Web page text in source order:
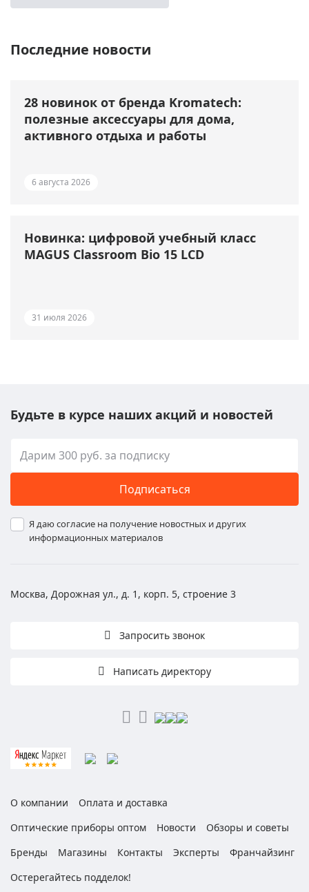
Последние новости
28 новинок от бренда Kromatech:
полезные аксессуары для дома,
активного отдыха и работы
6 августа 2026
Новинка: цифровой учебный класс
MAGUS Classroom Bio 15 LCD
31 июля 2026
Будьте в курсе наших акций и новостей
Подписаться
Я даю согласие на получение новостных и других
информационных материалов
Москва, Дорожная ул., д. 1, корп. 5, строение 3
Запросить звонок
Написать директору
О компании
Оплата и доставка
Оптические приборы оптом
Новости
Обзоры и советы
Бренды
Магазины Контакты Эксперты
Франчайзинг
Остерегайтесь подделок!